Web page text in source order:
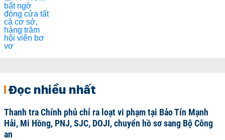
Đọc nhiều nhất
Thanh tra Chính phủ chỉ ra loạt vi phạm tại Bảo Tín Mạnh
Hải, Mi Hồng, PNJ, SJC, DOJI, chuyển hồ sơ sang Bộ Công
an